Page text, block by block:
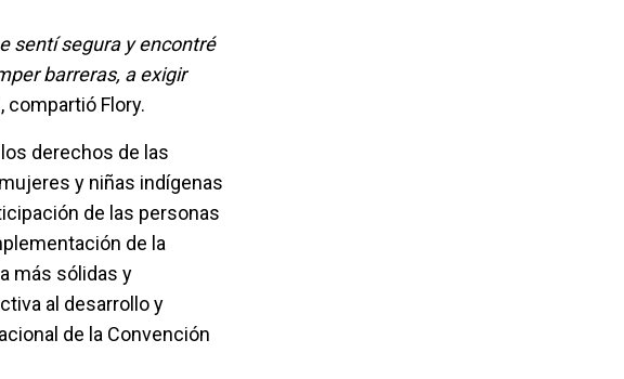
sentí segura y encontré
barreras, a exigir
compartió Flory.
derechos de las
y niñas indígenas
de las personas
de la
más sólidas y
al desarrollo y
de la Convención